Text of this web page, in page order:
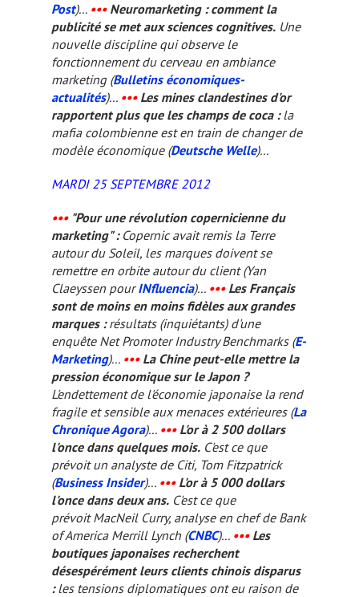
Post)... •••Neuromarketing : comment la
publicité se met aux sciences cognitives. Une
nouvelle discipline qui observe le
fonctionnement du cerveau en ambiance
marketing (Bulletins économiques-
actualités)... •••Les mines clandestines d'or
rapportent plus que les champs de coca :la
mafia colombienne est en train de changer de
modèle économique (Deutsche Welle)...
MARDI 25 SEPTEMBRE 2012
•••"Pour une révolution copernicienne du
marketing" :Copernic avait remis la Terre
autour du Soleil, les marques doivent se
remettre en orbite autour du client (Yan
Claeyssen pourINfluencia)... •••Les Français
sont de moins en moins fidèles aux grandes
marques :résultats (inquiétants) d'une
enquête Net Promoter Industry Benchmarks (E-
Marketing)... •••La Chine peut-elle mettre la
pression économique sur le Japon ?
L'endettement de l'économie japonaise la rend
fragile et sensible aux menaces extérieures (La
Chronique Agora)... •••L'or à 2 500 dollars
l'once dans quelques mois. C'est ce que
prévoit un analyste de Citi, Tom Fitzpatrick
(Business Insider)... •••L'or à 5 000 dollars
l'once dans deux ans. C'est ce que
prévoit MacNeil Curry, analyse en chef de Bank
of America Merrill Lynch (CNBC)... •••Les
boutiques japonaises recherchent
désespérément leurs clients chinois disparus
:les tensions diplomatiques ont eu raison de